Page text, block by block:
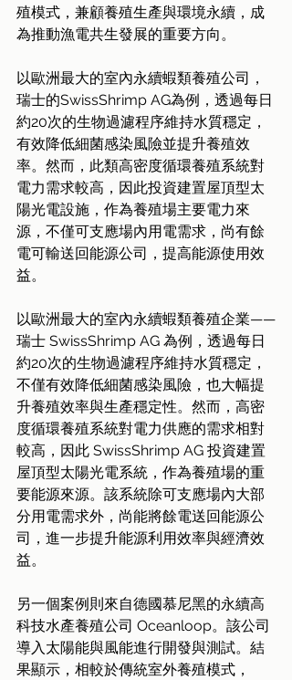
殖模式，兼顧養殖生產與環境永續，成
為推動漁電共生發展的重要方向。
以歐洲最大的室內永續蝦類養殖公司，
瑞士的SwissShrimp AG為例，透過每日
約20次的生物過濾程序維持水質穩定，
有效降低細菌感染風險並提升養殖效
率。然而，此類高密度循環養殖系統對
電力需求較高，因此投資建置屋頂型太
陽光電設施，作為養殖場主要電力來
源，不僅可支應場內用電需求，尚有餘
電可輸送回能源公司，提高能源使用效
益。
以歐洲最大的室內永續蝦類養殖企業——
瑞士 SwissShrimp AG 為例，透過每日
約20次的生物過濾程序維持水質穩定，
不僅有效降低細菌感染風險，也大幅提
升養殖效率與生產穩定性。然而，高密
度循環養殖系統對電力供應的需求相對
較高，因此 SwissShrimp AG 投資建置
屋頂型太陽光電系統，作為養殖場的重
要能源來源。該系統除可支應場內大部
分用電需求外，尚能將餘電送回能源公
司，進一步提升能源利用效率與經濟效
益。
另一個案例則來自德國慕尼黑的永續高
科技水產養殖公司 Oceanloop。該公司
導入太陽能與風能進行開發與測試。結
果顯示，相較於傳統室外養殖模式，